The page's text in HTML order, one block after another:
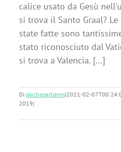
calice usato da Gesù
si trova il Santo Graal?
state fatte sono
stato riconosciuto dal
si trova a Valencia. [...]
Di daichepartiamo|2021-02-
2019|